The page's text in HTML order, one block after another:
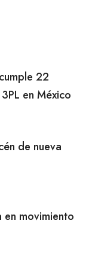
22
en México
de nueva
movimiento